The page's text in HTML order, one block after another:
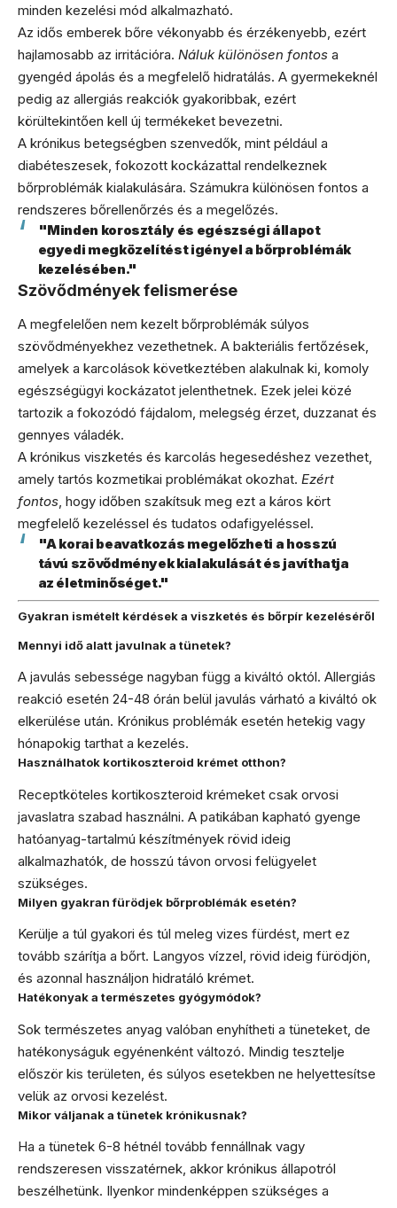
minden kezelési mód alkalmazható.
Az idős emberek bőre vékonyabb és érzékenyebb, ezért
hajlamosabb az irritációra. Náluk különösen fontos a
gyengéd ápolás és a megfelelő hidratálás. A gyermekeknél
pedig az allergiás reakciók gyakoribbak, ezért
körültekintően kell új termékeket bevezetni.
A krónikus betegségben szenvedők, mint például a
diabéteszesek, fokozott kockázattal rendelkeznek
bőrproblémák kialakulására. Számukra különösen fontos a
rendszeres bőrellenőrzés és a megelőzés.
"Minden korosztály és egészségi állapot
egyedi megközelítést igényel a bőrproblémák
kezelésében."
Szövődmények felismerése
A megfelelően nem kezelt bőrproblémák súlyos
szövődményekhez vezethetnek. A bakteriális fertőzések,
amelyek a karcolások következtében alakulnak ki, komoly
egészségügyi kockázatot jelenthetnek. Ezek jelei közé
tartozik a fokozódó fájdalom, melegség érzet, duzzanat és
gennyes váladék.
A krónikus viszketés és karcolás hegesedéshez vezethet,
amely tartós kozmetikai problémákat okozhat. Ezért
fontos, hogy időben szakítsuk meg ezt a káros kört
megfelelő kezeléssel és tudatos odafigyeléssel.
"A korai beavatkozás megelőzheti a hosszú
távú szövődmények kialakulását és javíthatja
az életminőséget."
Gyakran ismételt kérdések a viszketés és bőrpír kezeléséről
Mennyi idő alatt javulnak a tünetek?
A javulás sebessége nagyban függ a kiváltó októl. Allergiás
reakció esetén 24-48 órán belül javulás várható a kiváltó ok
elkerülése után. Krónikus problémák esetén hetekig vagy
hónapokig tarthat a kezelés.
Használhatok kortikoszteroid krémet otthon?
Receptköteles kortikoszteroid krémeket csak orvosi
javaslatra szabad használni. A patikában kapható gyenge
hatóanyag-tartalmú készítmények rövid ideig
alkalmazhatók, de hosszú távon orvosi felügyelet
szükséges.
Milyen gyakran fürödjek bőrproblémák esetén?
Kerülje a túl gyakori és túl meleg vizes fürdést, mert ez
tovább szárítja a bőrt. Langyos vízzel, rövid ideig fürödjön,
és azonnal használjon hidratáló krémet.
Hatékonyak a természetes gyógymódok?
Sok természetes anyag valóban enyhítheti a tüneteket, de
hatékonyságuk egyénenként változó. Mindig tesztelje
először kis területen, és súlyos esetekben ne helyettesítse
velük az orvosi kezelést.
Mikor váljanak a tünetek krónikusnak?
Ha a tünetek 6-8 hétnél tovább fennállnak vagy
rendszeresen visszatérnek, akkor krónikus állapotról
beszélhetünk. Ilyenkor mindenképpen szükséges a